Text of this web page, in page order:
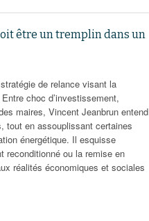
être un tremplin dans un
de relance visant la
choc d’investissement,
maires, Vincent Jeanbrun entend
tout en assouplissant certaines
énergétique. Il esquisse
reconditionné ou la remise en
réalités économiques et sociales